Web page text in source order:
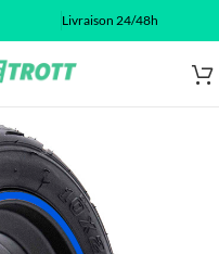
Livraison 24/48h